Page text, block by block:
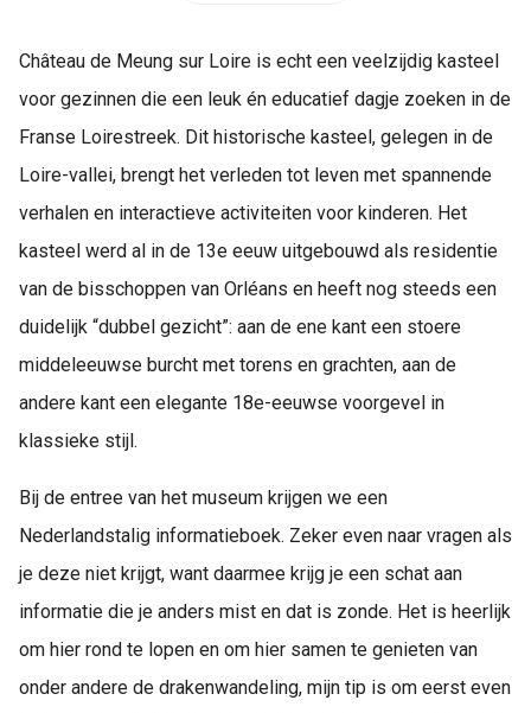
Château de Meung sur Loire is echt een veelzijdig kasteel
voor gezinnen die een leuk én educatief dagje zoeken in de
Franse Loirestreek. Dit historische kasteel, gelegen in de
Loire-vallei, brengt het verleden tot leven met spannende
verhalen en interactieve activiteiten voor kinderen. Het
kasteel werd al in de 13e eeuw uitgebouwd als residentie
van de bisschoppen van Orléans en heeft nog steeds een
duidelijk “dubbel gezicht”: aan de ene kant een stoere
middeleeuwse burcht met torens en grachten, aan de
andere kant een elegante 18e-eeuwse voorgevel in
klassieke stijl.
Bij de entree van het museum krijgen we een
Nederlandstalig informatieboek. Zeker even naar vragen als
je deze niet krijgt, want daarmee krijg je een schat aan
informatie die je anders mist en dat is zonde. Het is heerlijk
om hier rond te lopen en om hier samen te genieten van
onder andere de drakenwandeling, mijn tip is om eerst even